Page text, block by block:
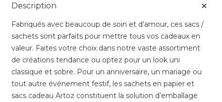
Description
Fabriqués avec beaucoup de soin et d’amour, ces sacs /
sachets sont parfaits pour mettre tous vos cadeaux en
valeur. Faites votre choix dans notre vaste assortiment
de créations tendance ou optez pour un look uni
classique et sobre. Pour un anniversaire, un mariage ou
tout autre événement festif, les sachets en papier et
sacs cadeau Artoz constituent la solution d’emballage